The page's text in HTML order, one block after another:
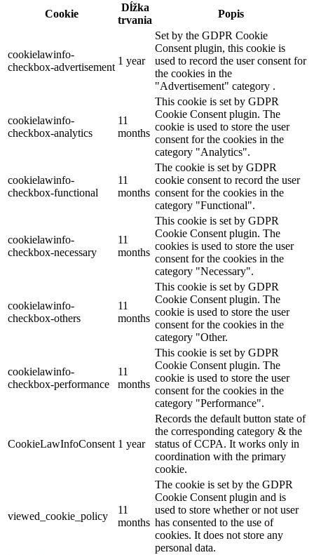
Cookie
Dĺžka
trvania
Popis
cookielawinfo-
checkbox-advertisement
1 year
Set by the GDPR Cookie
Consent plugin, this cookie is
used to record the user consent for
the cookies in the
"Advertisement" category .
cookielawinfo-
checkbox-analytics
11
months
This cookie is set by GDPR
Cookie Consent plugin. The
cookie is used to store the user
consent for the cookies in the
category "Analytics".
cookielawinfo-
checkbox-functional
11
months
The cookie is set by GDPR
cookie consent to record the user
consent for the cookies in the
category "Functional".
cookielawinfo-
checkbox-necessary
11
months
This cookie is set by GDPR
Cookie Consent plugin. The
cookies is used to store the user
consent for the cookies in the
category "Necessary".
cookielawinfo-
checkbox-others
11
months
This cookie is set by GDPR
Cookie Consent plugin. The
cookie is used to store the user
consent for the cookies in the
category "Other.
cookielawinfo-
checkbox-performance
11
months
This cookie is set by GDPR
Cookie Consent plugin. The
cookie is used to store the user
consent for the cookies in the
category "Performance".
CookieLawInfoConsent 1 year
Records the default button state of
the corresponding category & the
status of CCPA. It works only in
coordination with the primary
cookie.
viewed_cookie_policy
11
months
The cookie is set by the GDPR
Cookie Consent plugin and is
used to store whether or not user
has consented to the use of
cookies. It does not store any
personal data.